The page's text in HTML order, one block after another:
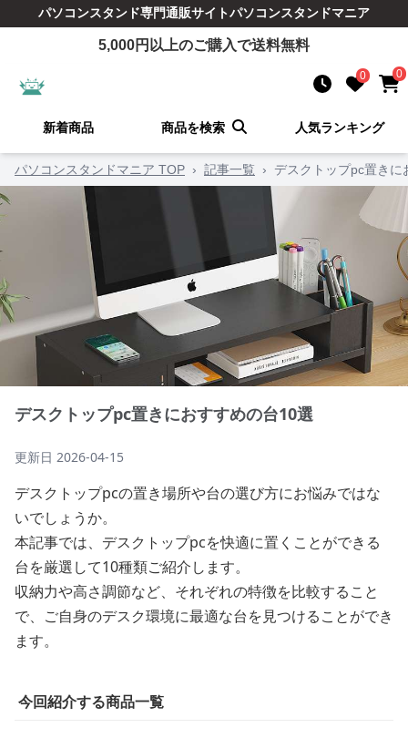
パソコンスタンド専門通販サイトパソコンスタンドマニア
5,000円以上のご購入で送料無料
0 0
新着商品 商品を検索 人気ランキング
パソコンスタンドマニア TOP › 記事一覧 › デスクトップpc置きに
デスクトップpc置きにおすすめの台10選
更新日 2026-04-15
デスクトップpcの置き場所や台の選び方にお悩みではな
いでしょうか。
本記事では、デスクトップpcを快適に置くことができる
台を厳選して10種類ご紹介します。
収納力や高さ調節など、それぞれの特徴を比較すること
で、ご自身のデスク環境に最適な台を見つけることができ
ます。
今回紹介する商品一覧